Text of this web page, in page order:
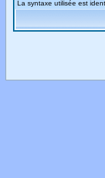
La syntaxe utilisée est